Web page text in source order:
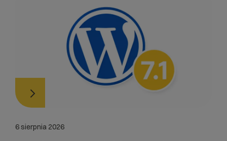
6 sierpnia 2026